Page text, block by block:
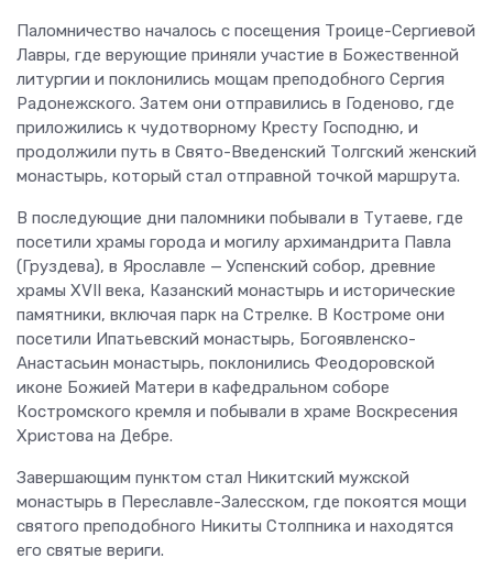
Паломничество началось с посещения Троице-Сергиевой
Лавры, где верующие приняли участие в Божественной
литургии и поклонились мощам преподобного Сергия
Радонежского. Затем они отправились в Годеново, где
приложились к чудотворному Кресту Господню, и
продолжили путь в Свято-Введенский Толгский женский
монастырь, который стал отправной точкой маршрута.
В последующие дни паломники побывали в Тутаеве, где
посетили храмы города и могилу архимандрита Павла
(Груздева), в Ярославле — Успенский собор, древние
храмы XVII века, Казанский монастырь и исторические
памятники, включая парк на Стрелке. В Костроме они
посетили Ипатьевский монастырь, Богоявленско-
Анастасьин монастырь, поклонились Феодоровской
иконе Божией Матери в кафедральном соборе
Костромского кремля и побывали в храме Воскресения
Христова на Дебре.
Завершающим пунктом стал Никитский мужской
монастырь в Переславле-Залесском, где покоятся мощи
святого преподобного Никиты Столпника и находятся
его святые вериги.